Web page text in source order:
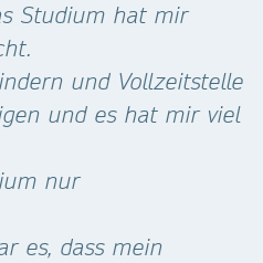
Studium hat mir
und Vollzeitstelle
und es hat mir viel
nur
es, dass mein